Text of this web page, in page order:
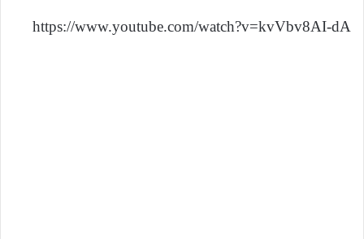
https://www.youtube.com/watch?v=kvVbv8AI-dA